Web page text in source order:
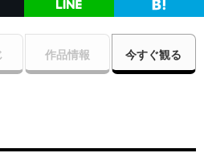
作品情報 今すぐ観る